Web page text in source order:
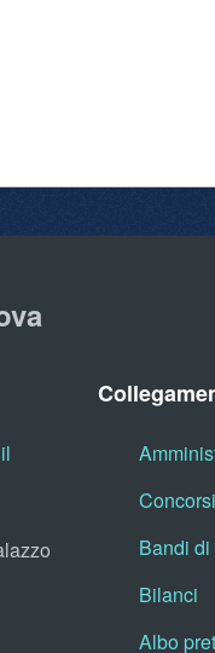
Concorsi
Bandi
Bilanci
Albo